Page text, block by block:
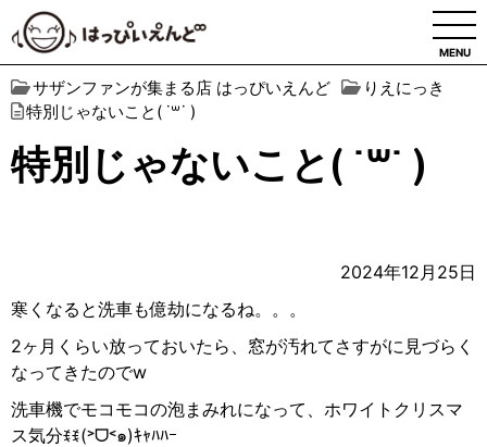
MENU
サザンファンが集まる店 はっぴいえんど
りえにっき
特別じゃないこと( ˙꒳​˙ )
特別じゃないこと( ˙꒳​˙ )
2024年12月25日
寒くなると洗車も億劫になるね。。。
2ヶ月くらい放っておいたら、窓が汚れてさすがに見づらく
なってきたのでw
洗車機でモコモコの泡まみれになって、ホワイトクリスマ
ス気分ꉂꉂ(˃ᗜ˂๑)ｷｬﾊﾊｰ